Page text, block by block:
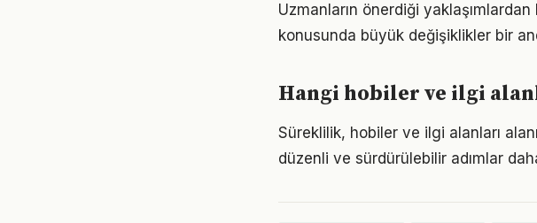
Uzmanların önerdiği
konusunda büyük değişiklikler bir
Hangi hobiler ve ilgi
Süreklilik, hobiler ve ilgi alanları
düzenli ve sürdürülebilir adımlar